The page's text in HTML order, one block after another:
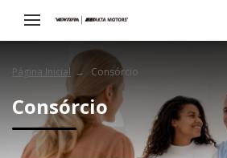
Página Inicial Consórcio
Consórcio